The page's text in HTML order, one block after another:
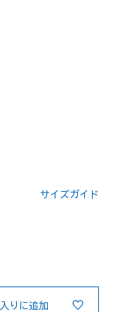
サイズガイド
りに追加